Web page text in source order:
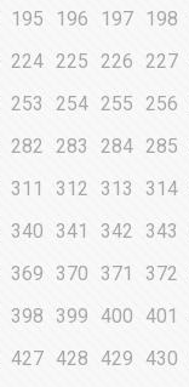
195 196 197 198
224 225 226 227
253 254 255 256
282 283 284 285
311 312 313 314
340 341 342 343
369 370 371 372
398 399 400 401
427 428 429 430